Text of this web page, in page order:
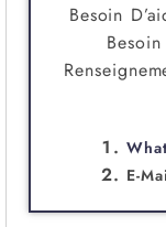
Besoin
E-